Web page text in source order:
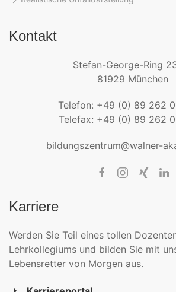
Kontakt
Stefan-George-Ring
81929 München
Telefon: +49 (0) 89 262
Telefax: +49 (0) 89 262
bildungszentrum@walner-
Karriere
Werden Sie Teil eines tollen
Lehrkollegiums und bilden Sie mit
Lebensretter von Morgen aus.